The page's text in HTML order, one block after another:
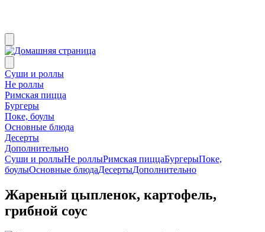
Суши и роллы
Не роллы
Римская пицца
Бургеры
Поке, боулы
Основные блюда
Десерты
Дополнительно
Суши и роллыНе роллыРимская пиццаБургерыПоке,
боулыОсновные блюдаДесертыДополнительно
Жареный цыпленок, картофель,
грибной соус